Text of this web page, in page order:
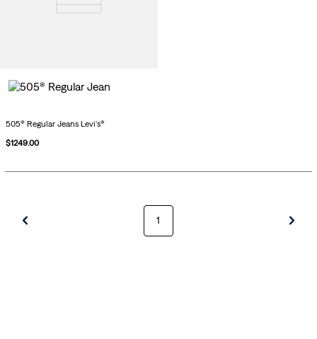
505® Regular Jeans Levi's®
$1249.00
1